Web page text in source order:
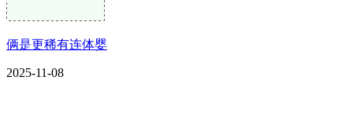
俩是更稀有连体婴
2025-11-08